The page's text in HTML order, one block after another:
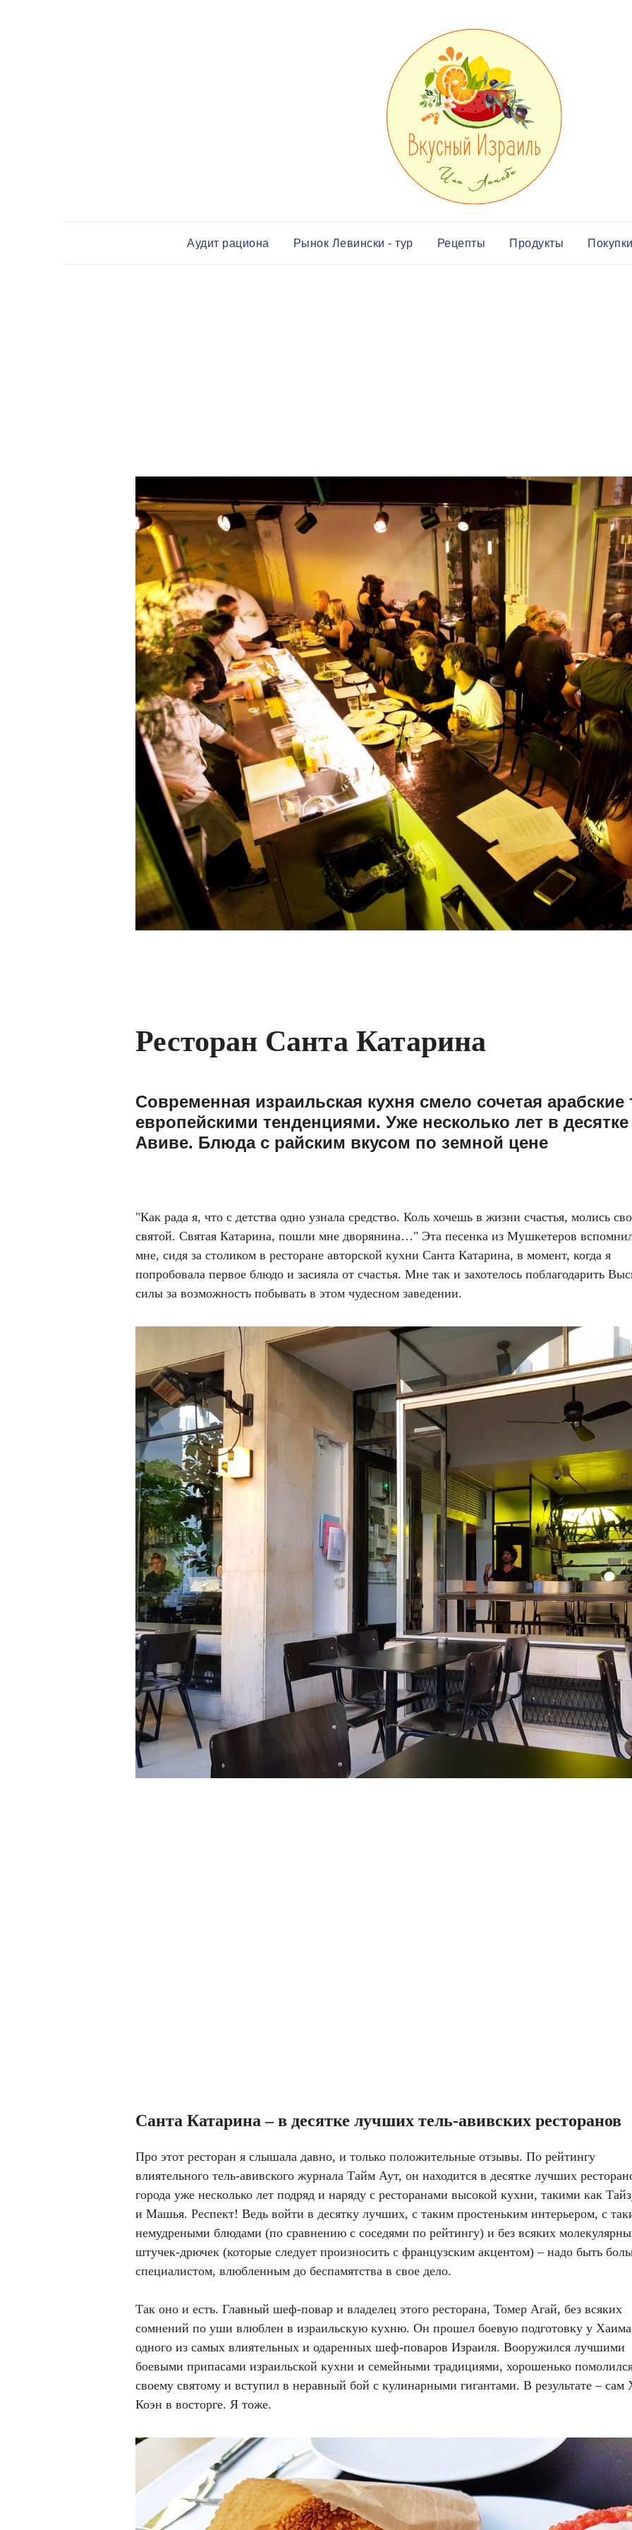
Аудит рациона Рынок Левински - тур Рецепты Продукты
Ресторан Санта Катарина
Современная израильская кухня смело сочетая арабские
европейскими тенденциями. Уже несколько лет в
Авиве. Блюда с райским вкусом по земной цене
"Как рада я, что с детства одно узнала средство. Коль хочешь в жизни счастья, молись
святой. Святая Катарина, пошли мне дворянина…" Эта песенка из Мушкетеров
мне, сидя за столиком в ресторане авторской кухни Санта Катарина, в момент, когда я
попробовала первое блюдо и засияла от счастья. Мне так и захотелось поблагодарить
силы за возможность побывать в этом чудесном заведении.
Санта Катарина – в десятке лучших тель-авивских ресторанов
Про этот ресторан я слышала давно, и только положительные отзывы. По рейтингу
влиятельного тель-авивского журнала Тайм Аут, он находится в десятке лучших
города уже несколько лет подряд и наряду с ресторанами высокой кухни, такими как
и Машья. Респект! Ведь войти в десятку лучших, с таким простеньким интерьером, с
немудреными блюдами (по сравнению с соседями по рейтингу) и без всяких
штучек-дрючек (которые следует произносить с французским акцентом) – надо быть
специалистом, влюбленным до беспамятства в свое дело.
Так оно и есть. Главный шеф-повар и владелец этого ресторана, Томер Агай, без всяких
сомнений по уши влюблен в израильскую кухню. Он прошел боевую подготовку у
одного из самых влиятельных и одаренных шеф-поваров Израиля. Вооружился лучшими
боевыми припасами израильской кухни и семейными традициями, хорошенько
своему святому и вступил в неравный бой с кулинарными гигантами. В результате – сам
Коэн в восторге. Я тоже.